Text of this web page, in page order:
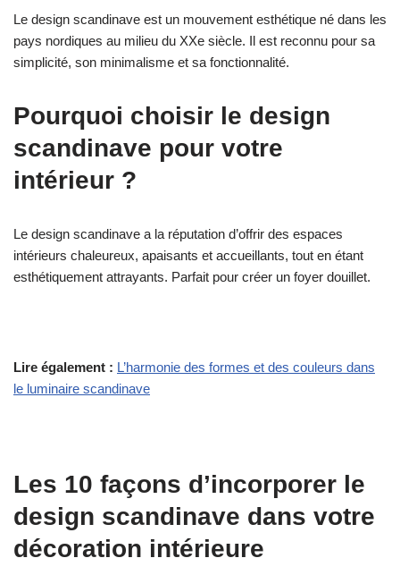
Le design scandinave est un mouvement esthétique né dans les
pays nordiques au milieu du XXe siècle. Il est reconnu pour sa
simplicité, son minimalisme et sa fonctionnalité.
Pourquoi choisir le design
scandinave pour votre
intérieur ?
Le design scandinave a la réputation d’offrir des espaces
intérieurs chaleureux, apaisants et accueillants, tout en étant
esthétiquement attrayants. Parfait pour créer un foyer douillet.
Lire également : L’harmonie des formes et des couleurs dans
le luminaire scandinave
Les 10 façons d’incorporer le
design scandinave dans votre
décoration intérieure